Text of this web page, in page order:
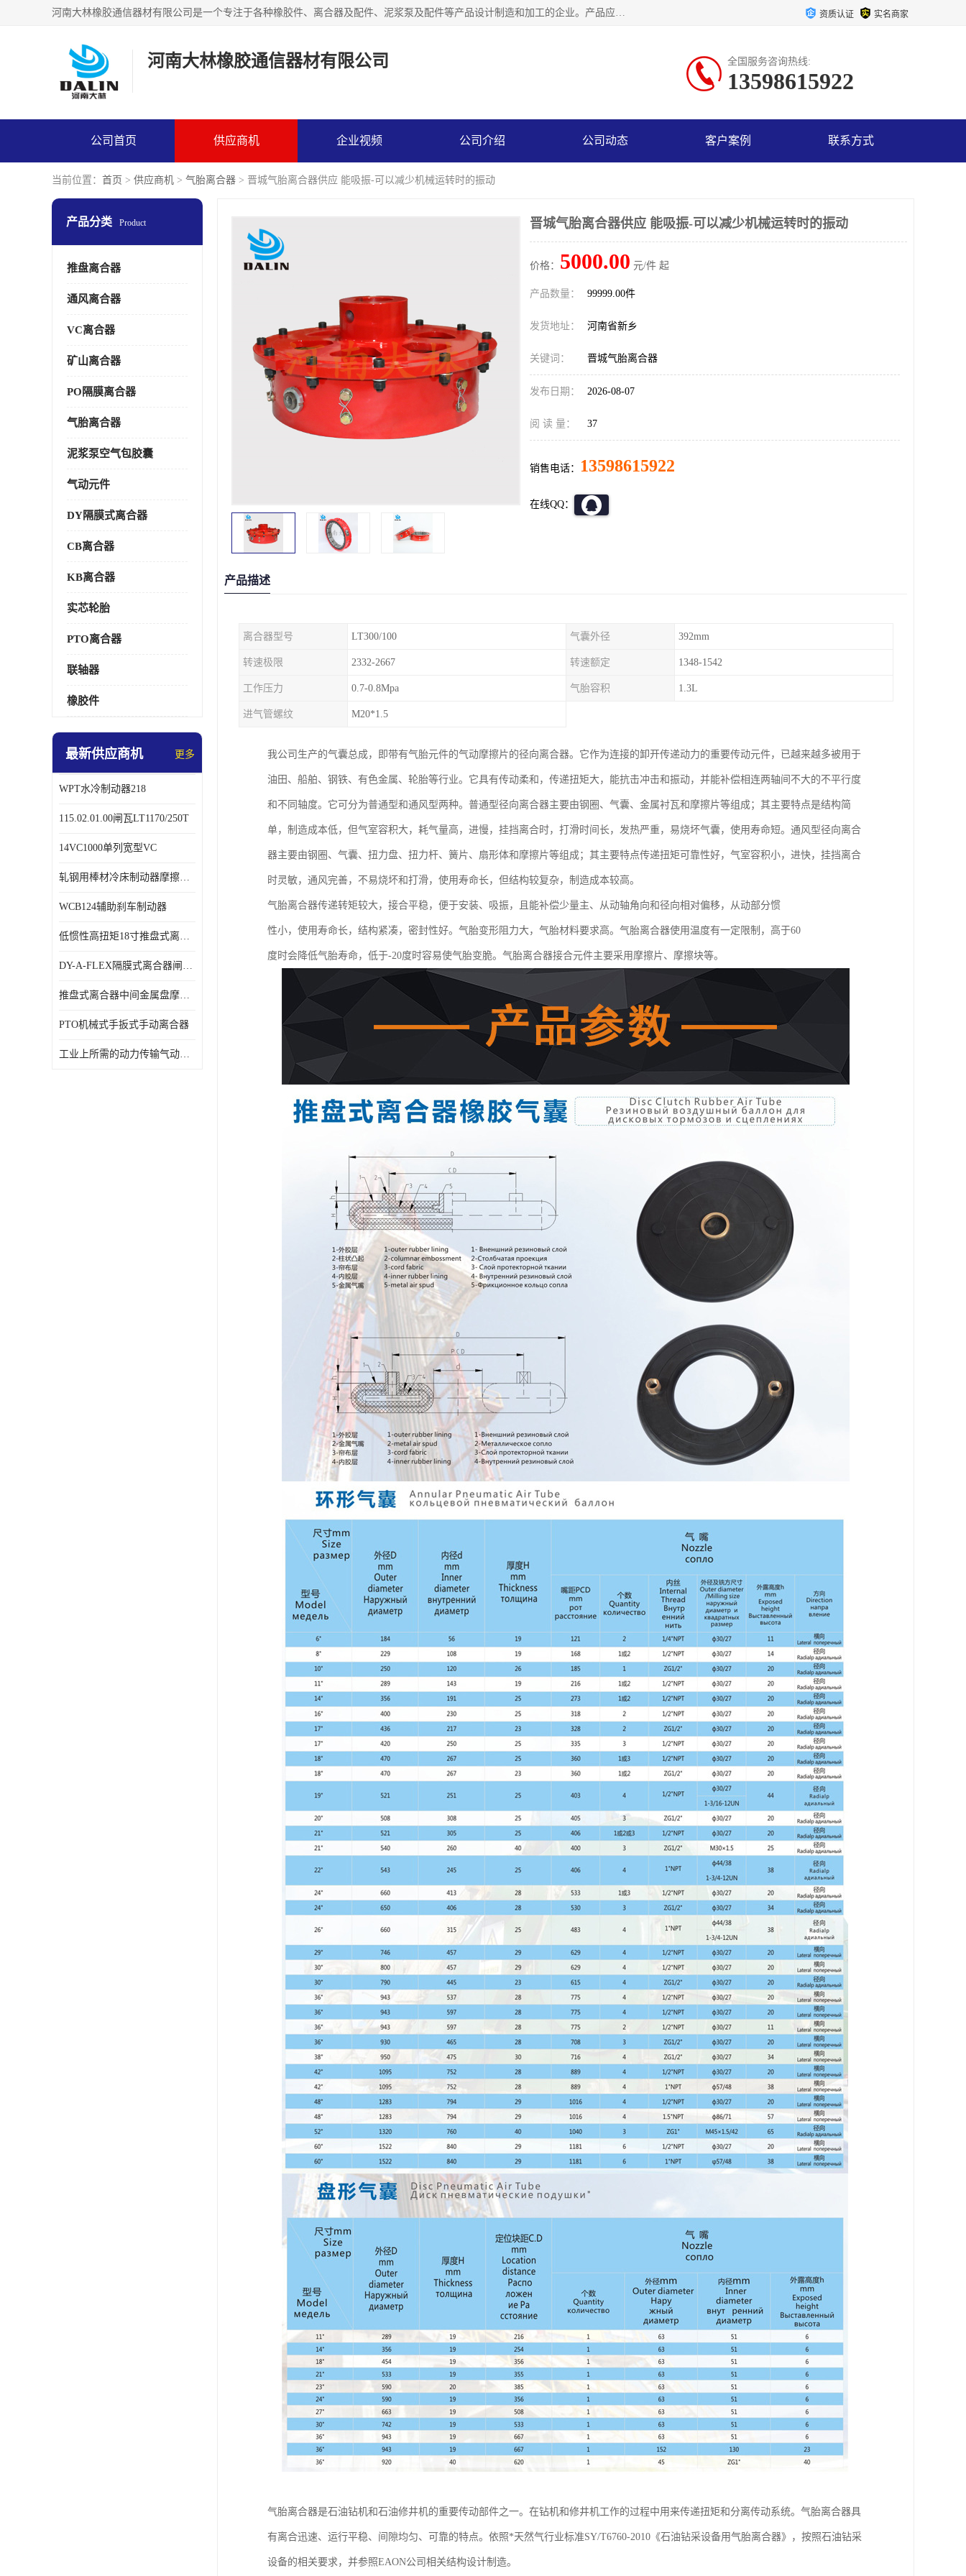
河南大林橡胶通信器材有限公司是一个专注于各种橡胶件、离合器及配件、泥浆泵及配件等产品设计制造和加工的企业。产品应用于矿山、冶金、石油、钢铁、化工、水泥、船舶、造纸、通用机械等各种大功率机械传动或制动装置。 资质认证 实名商家
河南大林橡胶通信器材有限公司 全国服务咨询热线:
13598615922
公司首页 供应商机 企业视频 公司介绍 公司动态 客户案例 联系方式
当前位置： 首页 > 供应商机 > 气胎离合器 > 晋城气胎离合器供应 能吸振-可以减少机械运转时的振动
产品分类 Product
推盘离合器
通风离合器
VC离合器
矿山离合器
PO隔膜离合器
气胎离合器
泥浆泵空气包胶囊
气动元件
DY隔膜式离合器
CB离合器
KB离合器
实芯轮胎
PTO离合器
联轴器
橡胶件
最新供应商机 更多
WPT水冷制动器218
115.02.01.00闸瓦LT1170/250T
14VC1000单列宽型VC
轧钢用棒材冷床制动器摩擦片218
WCB124辅助刹车制动器
低惯性高扭矩18寸推盘式离合器中心盘齿盘W18-11-101
DY-A-FLEX隔膜式离合器闸瓦总成7015125A
推盘式离合器中间金属盘摩擦盘18寸
PTO机械式手扳式手动离合器
工业上所需的动力传输气动离合器WCB424
晋城气胎离合器供应 能吸振-可以减少机械运转时的振动
价格： 5000.00 元/件 起
产品数量： 99999.00件
发货地址： 河南省新乡
关键词： 晋城气胎离合器
发布日期： 2026-08-07
阅 读 量： 37
销售电话： 13598615922
在线QQ：
产品描述
离合器型号 LT300/100 气囊外径 392mm
转速极限 2332-2667 转速额定 1348-1542
工作压力 0.7-0.8Mpa 气胎容积 1.3L
进气管螺纹 M20*1.5
我公司生产的气囊总成，即带有气胎元件的气动摩擦片的径向离合器。它作为连接的卸开传递动力的重要传动元件，已越来越多被用于
油田、船舶、钢铁、有色金属、轮胎等行业。它具有传动柔和，传递扭矩大，能抗击冲击和振动，并能补偿相连两轴间不大的不平行度
和不同轴度。它可分为普通型和通风型两种。普通型径向离合器主要由钢圈、气囊、金属衬瓦和摩擦片等组成；其主要特点是结构简
单，制造成本低，但气室容积大，耗气量高，进慢，挂挡离合时，打滑时间长，发热严重，易烧坏气囊，使用寿命短。通风型径向离合
器主要由钢圈、气囊、扭力盘、扭力杆、簧片、扇形体和摩擦片等组成；其主要特点传递扭矩可靠性好，气室容积小，进快，挂挡离合
时灵敏，通风完善，不易烧坏和打滑，使用寿命长，但结构较复杂，制造成本较高。
气胎离合器传递转矩较大，接合平稳，便于安装、吸振，且能补偿少量主、从动轴角向和径向相对偏移，从动部分惯
性小，使用寿命长，结构紧凑，密封性好。气胎变形阻力大，气胎材料要求高。气胎离合器使用温度有一定限制，高于60
度时会降低气胎寿命，低于-20度时容易使气胎变脆。气胎离合器接合元件主要采用摩擦片、摩擦块等。
气胎离合器是石油钻机和石油修井机的重要传动部件之一。在钻机和修井机工作的过程中用来传递扭矩和分离传动系统。气胎离合器具
有离合迅速、运行平稳、间隙均匀、可靠的特点。依照*天然气行业标准SY/T6760-2010《石油钻采设备用气胎离合器》，按照石油钻采
设备的相关要求，并参照EAON公司相关结构设计制造。